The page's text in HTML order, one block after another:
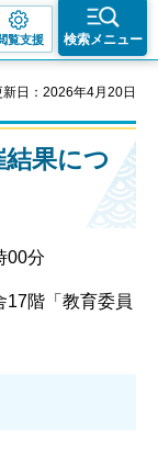
覧支援 検索メニュー
新日：2026年4月20日
果につ
00分
階「教育委員